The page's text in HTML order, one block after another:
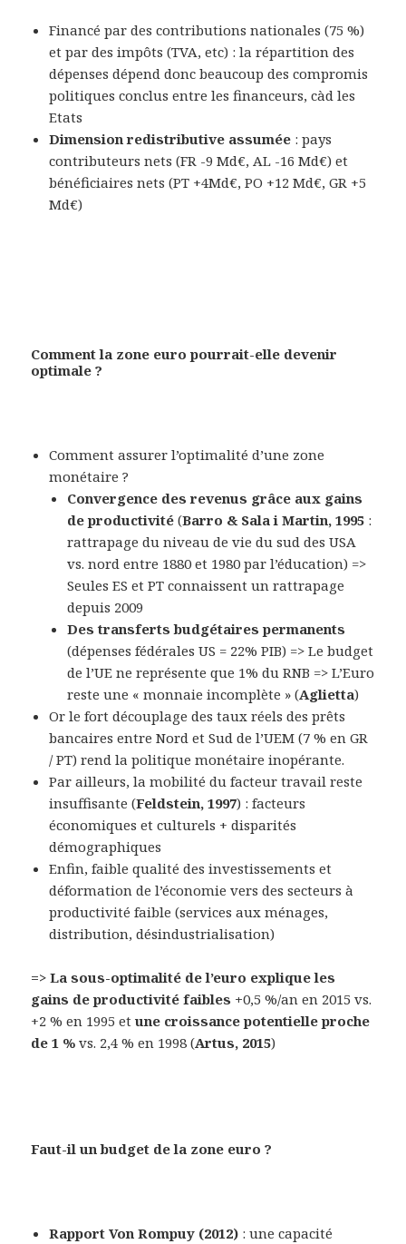
Financé par des contributions nationales (75 %)
et par des impôts (TVA, etc) : la répartition des
dépenses dépend donc beaucoup des compromis
politiques conclus entre les financeurs, càd les
Etats
Dimension redistributive assumée : pays
contributeurs nets (FR -9 Md€, AL -16 Md€) et
bénéficiaires nets (PT +4Md€, PO +12 Md€, GR +5
Md€)
Comment la zone euro pourrait-elle devenir
optimale ?
Comment assurer l’optimalité d’une zone
monétaire ?
Convergence des revenus grâce aux gains
de productivité (Barro & Sala i Martin, 1995 :
rattrapage du niveau de vie du sud des USA
vs. nord entre 1880 et 1980 par l’éducation) =>
Seules ES et PT connaissent un rattrapage
depuis 2009
Des transferts budgétaires permanents
(dépenses fédérales US = 22% PIB) => Le budget
de l’UE ne représente que 1% du RNB => L’Euro
reste une « monnaie incomplète » (Aglietta)
Or le fort découplage des taux réels des prêts
bancaires entre Nord et Sud de l’UEM (7 % en GR
/ PT) rend la politique monétaire inopérante.
Par ailleurs, la mobilité du facteur travail reste
insuffisante (Feldstein, 1997) : facteurs
économiques et culturels + disparités
démographiques
Enfin, faible qualité des investissements et
déformation de l’économie vers des secteurs à
productivité faible (services aux ménages,
distribution, désindustrialisation)
=> La sous-optimalité de l’euro explique les
gains de productivité faibles +0,5 %/an en 2015 vs.
+2 % en 1995 et une croissance potentielle proche
de 1 %vs. 2,4 % en 1998 (Artus, 2015)
Faut-il un budget de la zone euro ?
Rapport Von Rompuy (2012) : une capacité